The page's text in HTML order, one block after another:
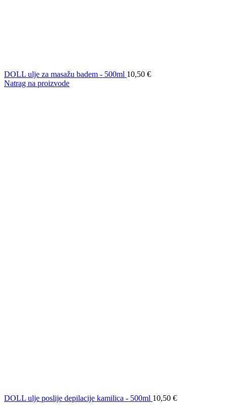
DOLL ulje za masažu badem - 500ml 10,50 €
Natrag na proizvode
DOLL ulje poslije depilacije kamilica - 500ml 10,50 €